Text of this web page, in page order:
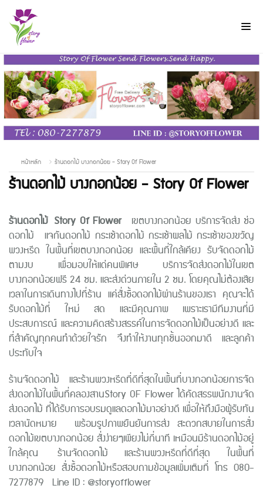
หน้าหลัก ร้านดอกไม้ บางกอกน้อย - Story Of Flower
ร้านดอกไม้ บางกอกน้อย - Story Of Flower
ร้านดอกไม้ Story Of Flower
เขตบางกอกน้อย บริการจัดส่ง ช่อ
ดอกไม้ แจกันดอกไม้ กระเช้าดอกไม้ กระเช้าผลไม้ กระเช้าของขวัญ
พวงหรีด ในพื้นที่เขตบางกอกน้อย และพื้นที่ใกล้เคียง รับจัดดอกไม้
ตามงบ เพื่อมอบให้แด่คนพิเศษ บริการจัดส่งดอกไม้ในเขต
บางกอกน้อยฟรี 24 ชม. และส่งด่วนภายใน 2 ชม. โดยคุณไม่ต้องเสีย
เวลาในการเดินทางไปที่ร้าน แค่สั่งซื้อดอกไม้ผ่านร้านของเรา คุณจะได้
รับดอกไม้ที่ ใหม่ สด และมีคุณภาพ เพราะเรามีทีมงานที่มี
ประสบการณ์ และความคิดสร้างสรรค์ในการจัดดอกไม้เป็นอย่างดี และ
ที่สำคัญทุกคนทำด้วยใจรัก จึงทำให้งานทุกชิ้นออกมาดี และลูกค้า
ประทับใจ
ร้านจัดดอกไม้ และร้านพวงหรีดที่ดีที่สุดในพื้นที่บางกอกน้อยการจัด
ส่งดอกไม้ในพื้นที่คลองสานStory OF Flower ได้คัดสรรพนักงานจัด
ส่งดอกไม้ ที่ได้รับการอบรมดูแลดอกไม้มาอย่างดี เพื่อให้ถึงมือผู้รับทัน
เวลานัดหมาย พร้อมรูปภาพยืนยันการส่ง สะดวกสบายในการสั่ง
ดอกไม้เขตบางกอกน้อย สั่งง่ายๆเพียงไม่กี่นาที เหมือนมีร้านดอกไม้อยู่
ใกล้คุณ ร้านจัดดอกไม้ และร้านพวงหรีดที่ดีที่สุด ในพื้นที่
บางกอกน้อย สั่งซื้อดอกไม้หรือสอบถามข้อมูลเพิ่มเติมที่ โทร 080-
7277879 Line ID : @storyofflower